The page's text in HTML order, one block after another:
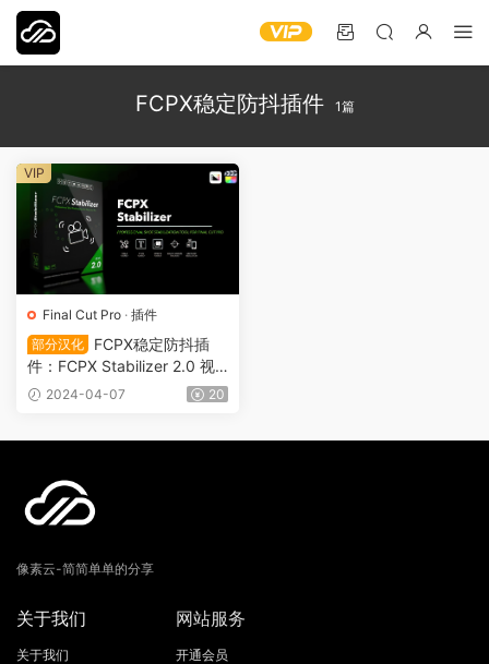
FCPX稳定防抖插件 1篇
Final Cut Pro · 插件
部分汉化
FCPX稳定防抖插
件：FCPX Stabilizer 2.0 视
频镜头定点锁定自动跟踪工具
2024-04-07 20
VIP
像素云-简简单单的分享
关于我们
关于我们
网站服务
开通会员